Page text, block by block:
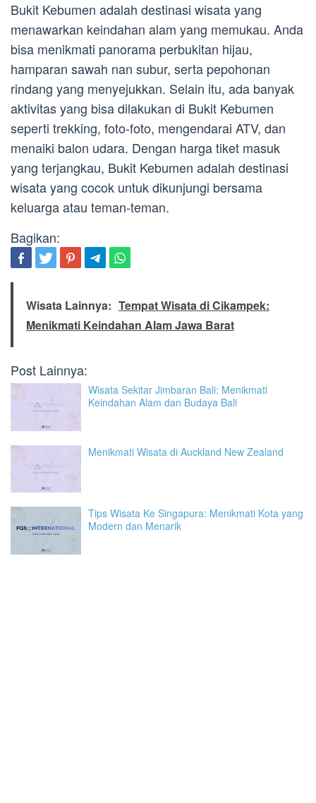
Bukit Kebumen adalah destinasi wisata yang
menawarkan keindahan alam yang memukau. Anda
bisa menikmati panorama perbukitan hijau,
hamparan sawah nan subur, serta pepohonan
rindang yang menyejukkan. Selain itu, ada banyak
aktivitas yang bisa dilakukan di Bukit Kebumen
seperti trekking, foto-foto, mengendarai ATV, dan
menaiki balon udara. Dengan harga tiket masuk
yang terjangkau, Bukit Kebumen adalah destinasi
wisata yang cocok untuk dikunjungi bersama
keluarga atau teman-teman.
Bagikan:
Wisata Lainnya: Tempat Wisata di Cikampek:
Menikmati Keindahan Alam Jawa Barat
Post Lainnya:
Wisata Sekitar Jimbaran Bali: Menikmati
Keindahan Alam dan Budaya Bali
Menikmati Wisata di Auckland New Zealand
Tips Wisata Ke Singapura: Menikmati Kota yang
Modern dan Menarik